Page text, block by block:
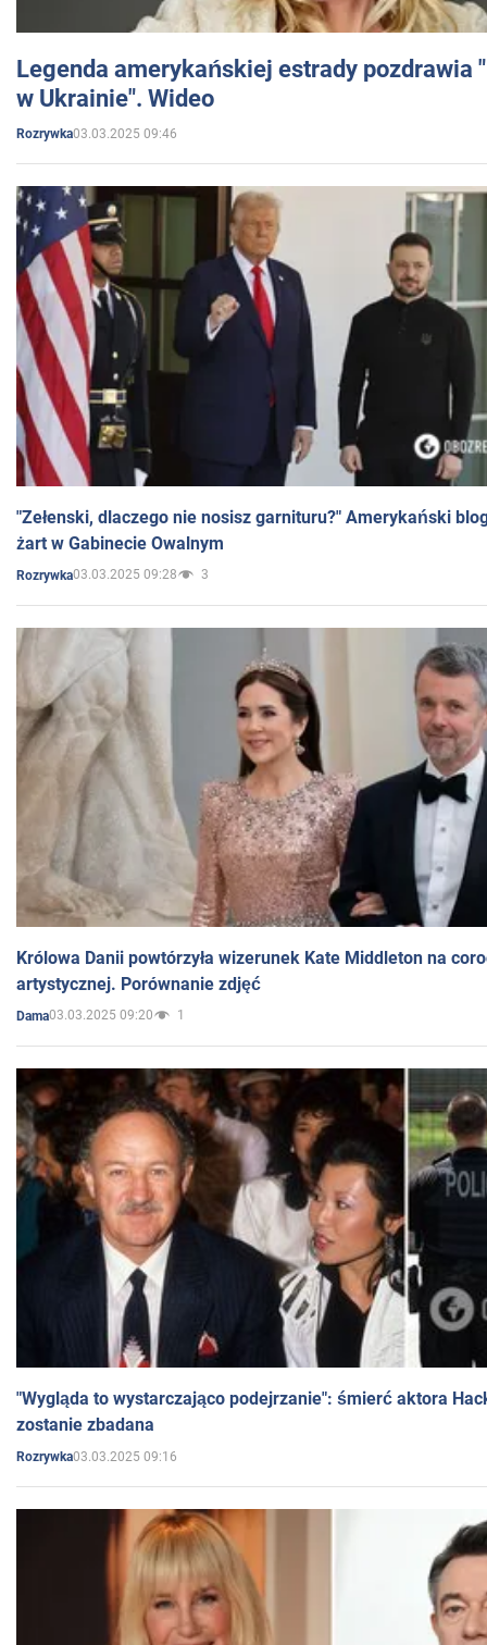
Legenda amerykańskiej estrady pozdrawia
w Ukrainie". Wideo
Rozrywka03.03.2025 09:46
"Zełenski, dlaczego nie nosisz garnituru?" Amerykański
żart w Gabinecie Owalnym
Rozrywka03.03.2025 09:28 3
Królowa Danii powtórzyła wizerunek Kate Middleton na
artystycznej. Porównanie zdjęć
Dama03.03.2025 09:20 1
"Wygląda to wystarczająco podejrzanie": śmierć aktora
zostanie zbadana
Rozrywka03.03.2025 09:16